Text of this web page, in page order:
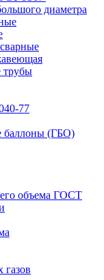
диаметра
трубы
77
баллоны (ГБО)
объема ГОСТ